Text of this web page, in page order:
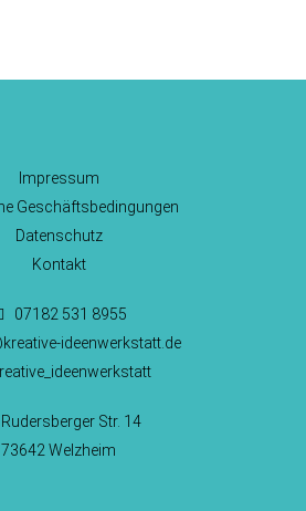
Impressum
Geschäftsbedingungen
Datenschutz
Kontakt
07182 531 8955
ideenwerkstatt.de
Rudersberger Str. 14
73642 Welzheim